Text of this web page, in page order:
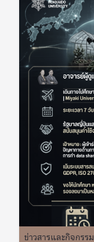
ข่าวสารและกิจกรรม